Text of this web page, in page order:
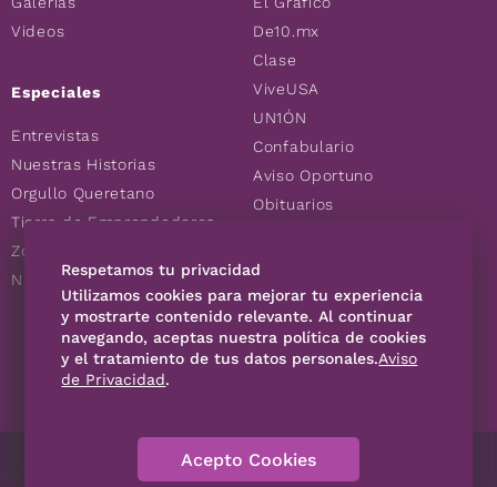
Videos
Especiales
Entrevistas
Nuestras Historias
Orgullo Queretano
Tierra de Emprendedores
Zoociales
Nuevos Queretanos
De10.mx
Clase
ViveUSA
UN1ÓN
Confabulario
Aviso Oportuno
Obituarios
Consultas
SÍGUENOS
Contáctanos Código de Ética
Respetamos tu privacidad
Utilizamos cookies para mejorar tu experiencia
y mostrarte contenido relevante. Al continuar
navegando, aceptas nuestra política de cookies
y el tratamiento de tus datos personales.Aviso
de Privacidad.
Acepto Cookies